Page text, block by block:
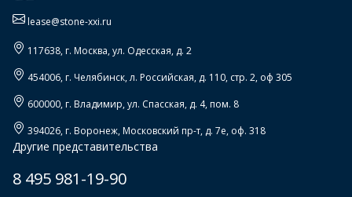
lease@stone-xxi.ru
117638, г. Москва,ул. Одесская, д. 2
454006, г. Челябинск,л. Российская, д. 110, стр. 2, оф 305
600000, г. Владимир,ул. Спасская, д. 4, пом. 8
394026, г. Воронеж,Московский пр-т, д. 7е, оф. 318
Другие представительства
8 495 981-19-90